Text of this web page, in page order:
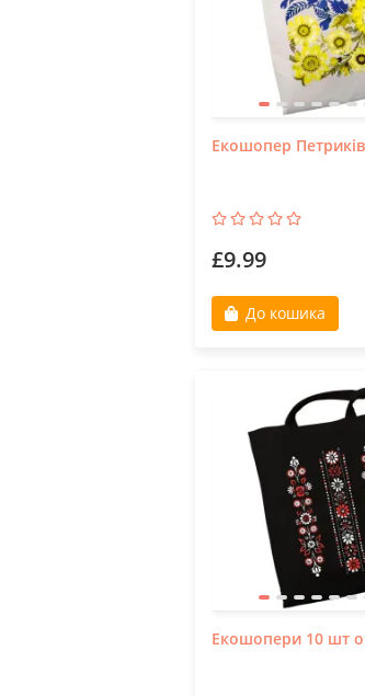
Екошопер
£9.99
До кошика
Екошопери 10 шт